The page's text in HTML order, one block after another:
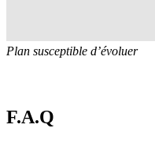
Plan susceptible d’évoluer
F.A.Q